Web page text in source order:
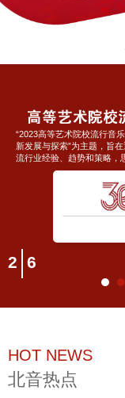
“2023高等艺术院校流行音
新发展与探索”为主题，旨
流行业经验、趋势和策略，
2 6
HOT NEWS
北音热点